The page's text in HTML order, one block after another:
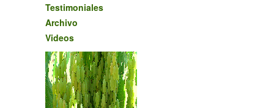
Testimoniales
Archivo
Videos